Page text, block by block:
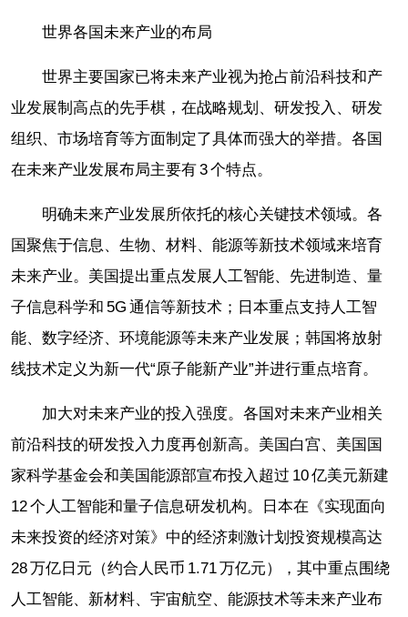
世界各国未来产业的布局
世界主要国家已将未来产业视为抢占前沿科技和产
业发展制高点的先手棋，在战略规划、研发投入、研发
组织、市场培育等方面制定了具体而强大的举措。各国
在未来产业发展布局主要有 3 个特点。
明确未来产业发展所依托的核心关键技术领域。各
国聚焦于信息、生物、材料、能源等新技术领域来培育
未来产业。美国提出重点发展人工智能、先进制造、量
子信息科学和 5G 通信等新技术；日本重点支持人工智
能、数字经济、环境能源等未来产业发展；韩国将放射
线技术定义为新一代“原子能新产业”并进行重点培育。
加大对未来产业的投入强度。各国对未来产业相关
前沿科技的研发投入力度再创新高。美国白宫、美国国
家科学基金会和美国能源部宣布投入超过 10 亿美元新建
12 个人工智能和量子信息研发机构。日本在《实现面向
未来投资的经济对策》中的经济刺激计划投资规模高达
28 万亿日元（约合人民币 1.71 万亿元），其中重点围绕
人工智能、新材料、宇宙航空、能源技术等未来产业布